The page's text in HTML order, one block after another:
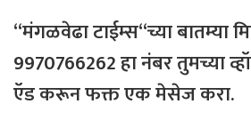
“मंगळवेढाटाईम्स“च्याबातम्या
9970766262हानंबरतुमच्या
ऍडकरूनफक्तएकमेसेजकरा.